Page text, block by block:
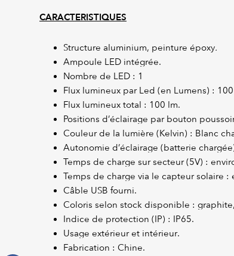
CARACTERISTIQUES
Structure aluminium, peinture époxy.
Ampoule LED intégrée.
Nombre de LED : 1
Flux lumineux par Led (en Lumens) :
Flux lumineux total : 100 lm.
Positions d’éclairage par bouton
Couleur de la lumière (Kelvin) : Blanc
Autonomie d’éclairage (batterie
Temps de charge sur secteur (5V) :
Temps de charge via le capteur solaire :
Câble USB fourni.
Coloris selon stock disponible :
Indice de protection (IP) : IP65.
Usage extérieur et intérieur.
Fabrication : Chine.